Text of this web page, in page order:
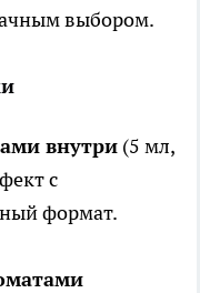
выбором.
внутри (5 мл,
с
формат.